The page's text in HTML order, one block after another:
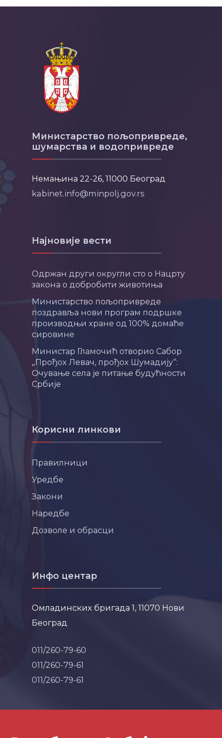
Министарство пољопривреде,
шумарства и водопривреде
Немањина 22-26, 11000 Београд
kabinet.info@minpolj.gov.rs
Најновије вести
Одржан други округли сто о Нацрту
закона о добробити животиња
Министарство пољопривреде
поздравља нови програм подршке
производњи хране од 100% домаће
сировине
Министар Гламочић отворио Сабор
„Прођох Левач, прођох Шумадију“:
Очување села је питање будућности
Србије
Корисни линкови
Правилници
Уредбе
Закони
Наредбе
Дозволе и обрасци
Инфо центар
Омладинских бригада 1, 11070 Нови
Београд
011/260-79-60
011/260-79-61
011/260-79-61